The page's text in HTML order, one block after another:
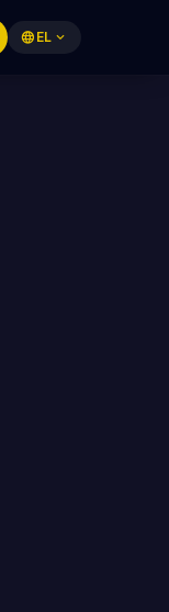
language EL expand_more